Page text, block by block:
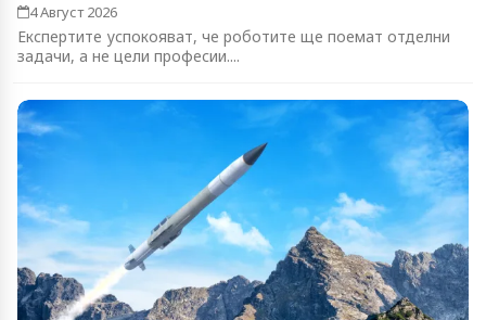
4 Август 2026
Експертите успокояват, че роботите ще поемат отделни
задачи, а не цели професии....